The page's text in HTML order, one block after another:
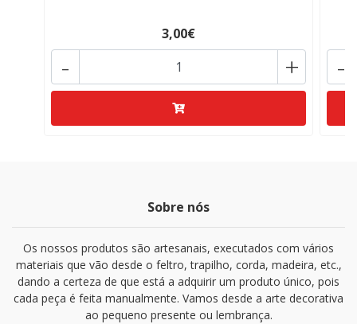
3,00€
+
- -
Sobre nós
Os nossos produtos são artesanais, executados com vários
materiais que vão desde o feltro, trapilho, corda, madeira, etc.,
dando a certeza de que está a adquirir um produto único, pois
cada peça é feita manualmente. Vamos desde a arte decorativa
ao pequeno presente ou lembrança.